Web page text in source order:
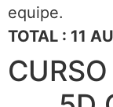
equipe.
TOTAL : 11